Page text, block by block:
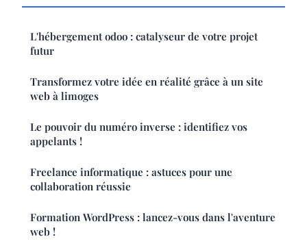
L'hébergement odoo : catalyseur de votre projet
futur
Transformez votre idée en réalité grâce à un site
web à limoges
Le pouvoir du numéro inverse : identifiez vos
appelants !
Freelance informatique : astuces pour une
collaboration réussie
Formation WordPress : lancez-vous dans l'aventure
web !